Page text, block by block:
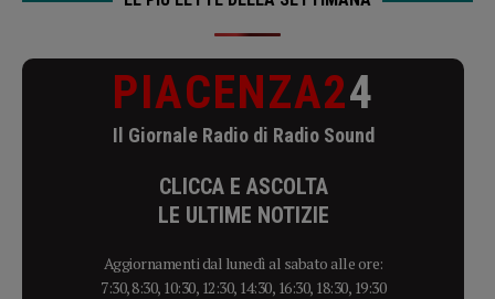
PIACENZA24
Il Giornale Radio di Radio Sound
CLICCA E ASCOLTA
LE ULTIME NOTIZIE
Aggiornamenti dal lunedì al sabato alle ore:
7:30, 8:30, 10:30, 12:30, 14:30, 16:30, 18:30, 19:30